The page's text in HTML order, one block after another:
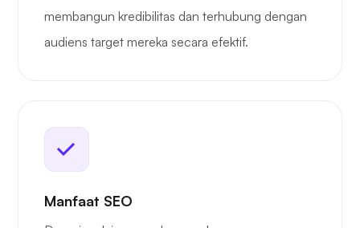
membangun kredibilitas dan terhubung dengan
audiens target mereka secara efektif.
Manfaat SEO